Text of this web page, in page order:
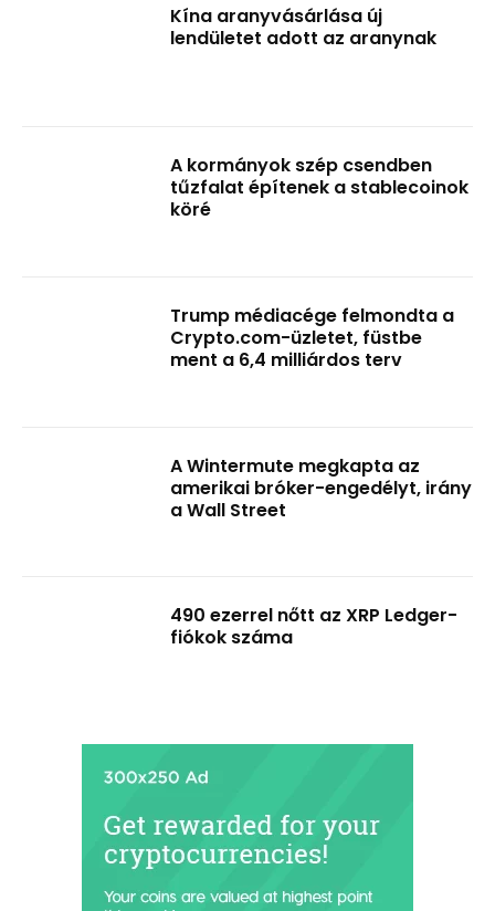
Kína aranyvásárlása új
lendületet adott az aranynak
A kormányok szép csendben
tűzfalat építenek a stablecoinok
köré
Trump médiacége felmondta a
Crypto.com-üzletet, füstbe
ment a 6,4 milliárdos terv
A Wintermute megkapta az
amerikai bróker-engedélyt, irány
a Wall Street
490 ezerrel nőtt az XRP Ledger-
fiókok száma